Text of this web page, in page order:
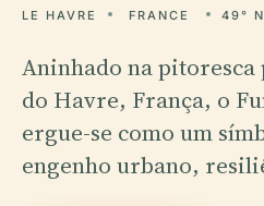
LE HAVRE FRANCE 49°
Aninhado na pitoresca
do Havre, França, o
ergue-se como um
engenho urbano,